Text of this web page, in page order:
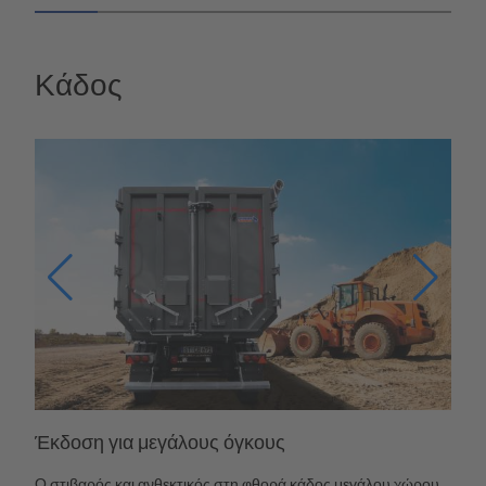
Κάδος
Έκδοση για μεγάλους όγκους